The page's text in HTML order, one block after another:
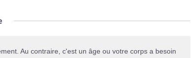
Au contraire, c'est un âge ou votre corps a besoin